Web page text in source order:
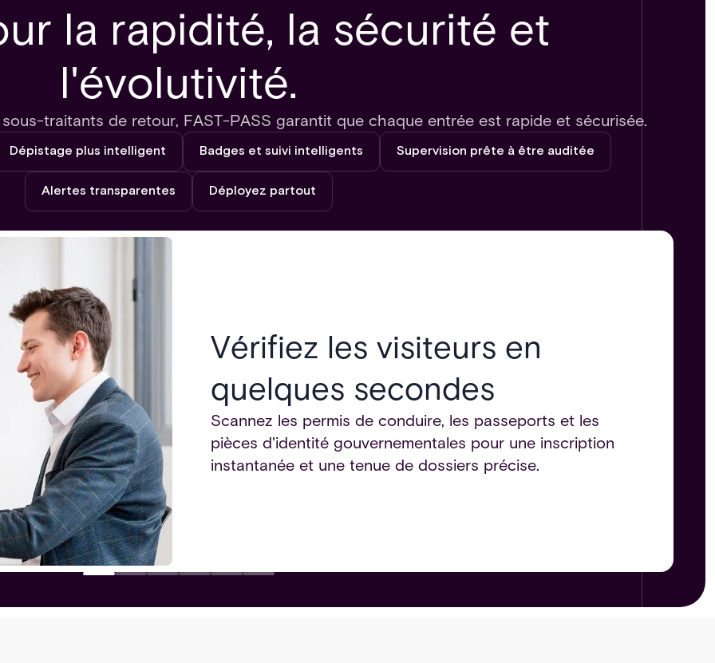
la rapidité, la sécurité et
l'évolutivité.
traitants de retour, FAST-PASS garantit que chaque entrée est rapide et sécurisée.
Dépistage plus intelligent Badges et suivi intelligents Supervision prête à être auditée
Alertes transparentes Déployez partout
Vérifiez les visiteurs en
quelques secondes
Scannez les permis de conduire, les passeports et les
pièces d'identité gouvernementales pour une inscription
instantanée et une tenue de dossiers précise.